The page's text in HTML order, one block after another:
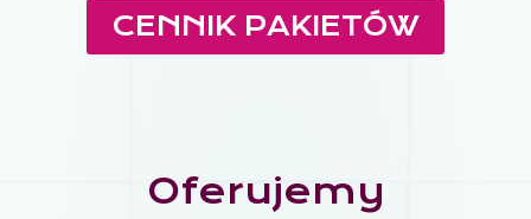
CENNIK PAKIETÓW
Oferujemy